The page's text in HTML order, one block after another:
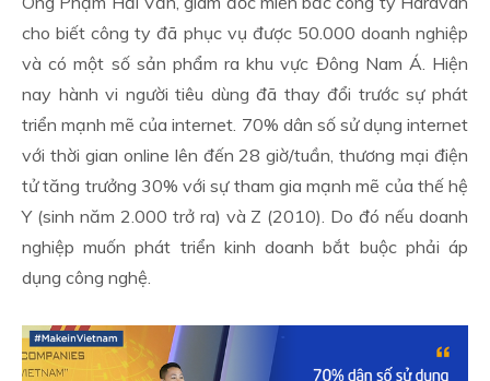
cho biết công ty đã phục vụ được 50.000 doanh nghiệp
và có một số sản phẩm ra khu vực Đông Nam Á. Hiện
nay hành vi người tiêu dùng đã thay đổi trước sự phát
triển mạnh mẽ của internet. 70% dân số sử dụng internet
với thời gian online lên đến 28 giờ/tuần, thương mại điện
tử tăng trưởng 30% với sự tham gia mạnh mẽ của thế hệ
Y (sinh năm 2.000 trở ra) và Z (2010). Do đó nếu doanh
nghiệp muốn phát triển kinh doanh bắt buộc phải áp
dụng công nghệ.